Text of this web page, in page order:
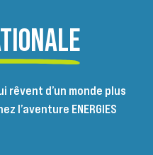
rêvent d’un monde plus
l’aventure ENERGIES